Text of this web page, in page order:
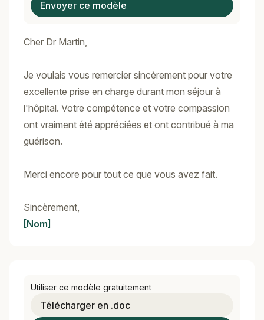
Envoyer ce modèle
Cher Dr Martin,
Je voulais vous remercier sincèrement pour votre
excellente prise en charge durant mon séjour à
l'hôpital. Votre compétence et votre compassion
ont vraiment été appréciées et ont contribué à ma
guérison.
Merci encore pour tout ce que vous avez fait.
Sincèrement,
[Nom]
Utiliser ce modèle gratuitement
Télécharger en .doc